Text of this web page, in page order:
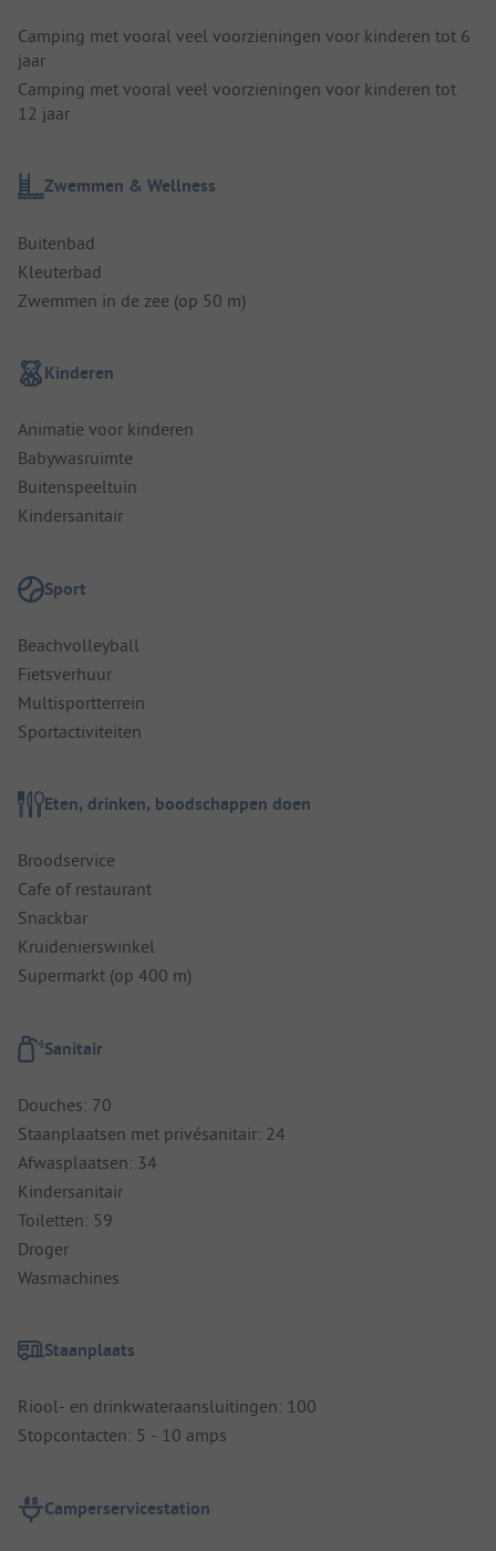
Camping met vooral veel voorzieningen voor kinderen tot 6
jaar
Camping met vooral veel voorzieningen voor kinderen tot
12 jaar
Zwemmen & Wellness
Buitenbad
Kleuterbad
Zwemmen in de zee (op 50 m)
Kinderen
Animatie voor kinderen
Babywasruimte
Buitenspeeltuin
Kindersanitair
Sport
Beachvolleyball
Fietsverhuur
Multisportterrein
Sportactiviteiten
Eten, drinken, boodschappen doen
Broodservice
Cafe of restaurant
Snackbar
Kruidenierswinkel
Supermarkt (op 400 m)
Sanitair
Douches: 70
Staanplaatsen met privésanitair: 24
Afwasplaatsen: 34
Kindersanitair
Toiletten: 59
Droger
Wasmachines
Staanplaats
Riool- en drinkwateraansluitingen: 100
Stopcontacten: 5 - 10 amps
Camperservicestation